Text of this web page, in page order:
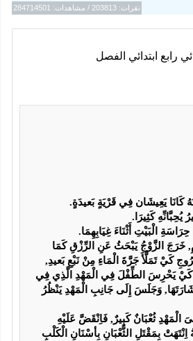
نقرات: 203813 / مشاهدات: 284714501
رابع ابتدائي الفصل
كَانَا يَعِيشَان فِي قَرْيَةٍ بَعيدَةٍ.
كَثِيرَا.
الْبَيْتِ أَثْنَاءَ غِيَابِهِمَا.